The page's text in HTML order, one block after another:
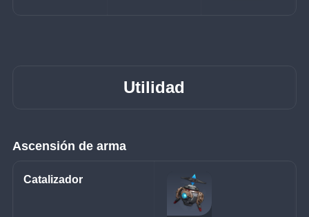
Utilidad
Ascensión de arma
Catalizador